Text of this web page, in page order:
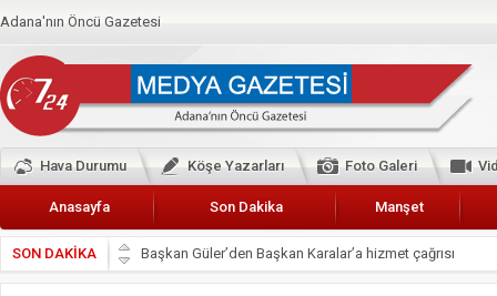
Adana'nın Öncü Gazetesi
Hava Durumu Köşe Yazarları Foto Galeri
Anasayfa Son Dakika Manşet
SON DAKİKA
Başkan Güler’den Başkan Karalar’a hizmet çağrısı
Lokantacılar ve Kebapçılar Esnaf Odası Başkanı Şefik